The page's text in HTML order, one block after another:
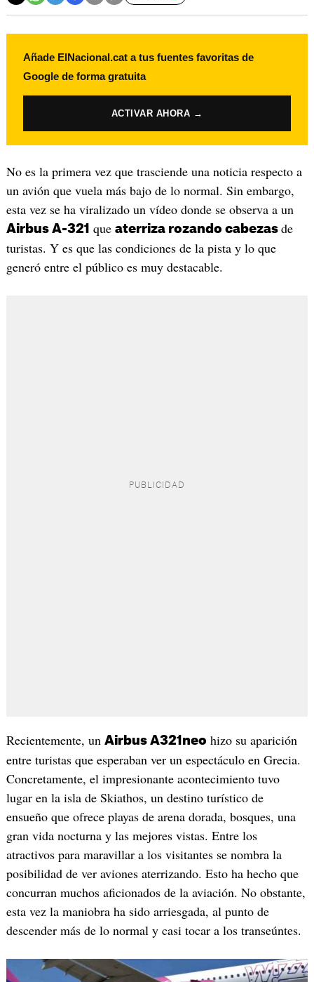
Añade ElNacional.cat a tus fuentes favoritas de
Google de forma gratuita
ACTIVAR AHORA →
No es la primera vez que trasciende una noticia respecto a
un avión que vuela más bajo de lo normal. Sin embargo,
esta vez se ha viralizado un vídeo donde se observa a un
Airbus A-321 que aterriza rozando cabezas de
turistas. Y es que las condiciones de la pista y lo que
generó entre el público es muy destacable.
Recientemente, un Airbus A321neo hizo su aparición
entre turistas que esperaban ver un espectáculo en Grecia.
Concretamente, el impresionante acontecimiento tuvo
lugar en la isla de Skiathos, un destino turístico de
ensueño que ofrece playas de arena dorada, bosques, una
gran vida nocturna y las mejores vistas. Entre los
atractivos para maravillar a los visitantes se nombra la
posibilidad de ver aviones aterrizando. Esto ha hecho que
concurran muchos aficionados de la aviación. No obstante,
esta vez la maniobra ha sido arriesgada, al punto de
descender más de lo normal y casi tocar a los transeúntes.